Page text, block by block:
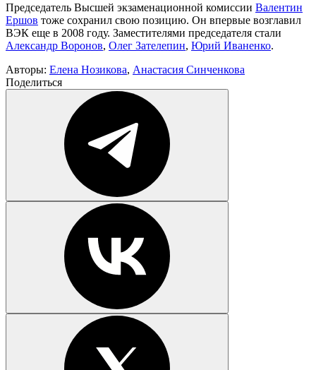
Председатель Высшей экзаменационной комиссии Валентин
Ершов тоже сохранил свою позицию. Он впервые возглавил
ВЭК еще в 2008 году. Заместителями председателя стали
Александр Воронов, Олег Зателепин, Юрий Иваненко.
Авторы: Елена Нозикова, Анастасия Синченкова
Поделиться